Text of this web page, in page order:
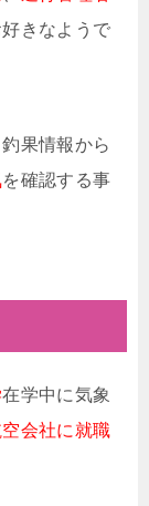
きなようで
果情報から
を確認する事
在学中に気象
会社に就職